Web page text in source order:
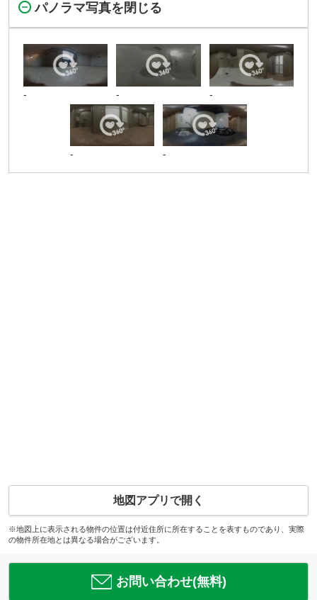
パノラマ写真を閉じる
- - -
- -
地図アプリで開く
※地図上に表示される物件の位置は付近住所に所在することを表すものであり、実際
の物件所在地とは異なる場合がございます。
お問い合わせ(無料)